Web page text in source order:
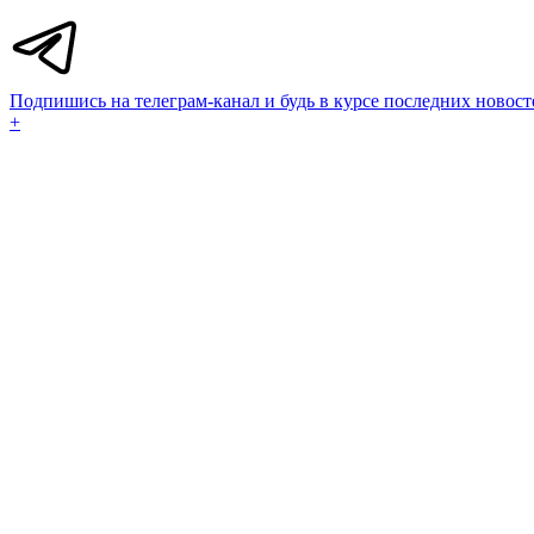
Подпишись на телеграм-канал и будь в курсе последних
+